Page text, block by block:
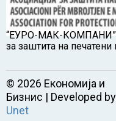
“ЕУРО-МАК-КОМПАНИ”
за заштита на
© 2026 Економија и
Бизнис | Developed
Unet